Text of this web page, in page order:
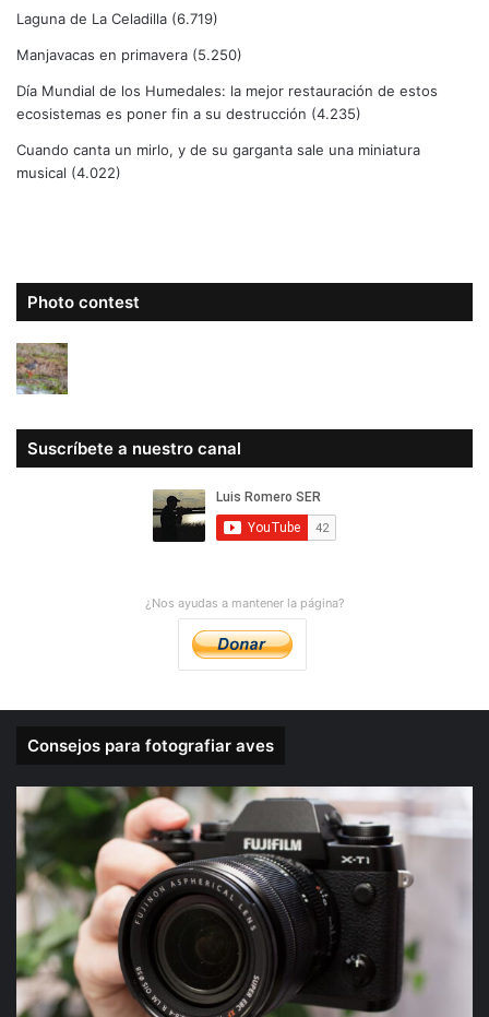
Laguna de La Celadilla (6.719)
Manjavacas en primavera (5.250)
Día Mundial de los Humedales: la mejor restauración de estos
ecosistemas es poner fin a su destrucción (4.235)
Cuando canta un mirlo, y de su garganta sale una miniatura
musical (4.022)
Photo contest
Suscríbete a nuestro canal
¿Nos ayudas a mantener la página?
Consejos para fotografiar aves